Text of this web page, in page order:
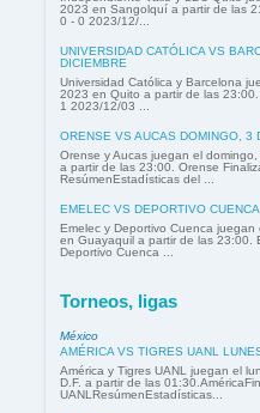
2023 en Sangolquí a partir de las
0 - 0 2023/12/...
UNIVERSIDAD CATÓLICA VS
DICIEMBRE
Universidad Católica y Barcelona
2023 en Quito a partir de las
1 2023/12/03 ...
ORENSE VS AUCAS DOMINGO, 3
Orense y Aucas juegan el
a partir de las 23:00. Orense
ResúmenEstadísticas del ...
EMELEC VS DEPORTIVO
Emelec y Deportivo Cuenca
en Guayaquil a partir de las 23:00.
Deportivo Cuenca ...
Torneos, ligas
México
AMÉRICA VS TIGRES UANL
América y Tigres UANL juegan el
D.F. a partir de las
UANLResúmenEstadísticas...